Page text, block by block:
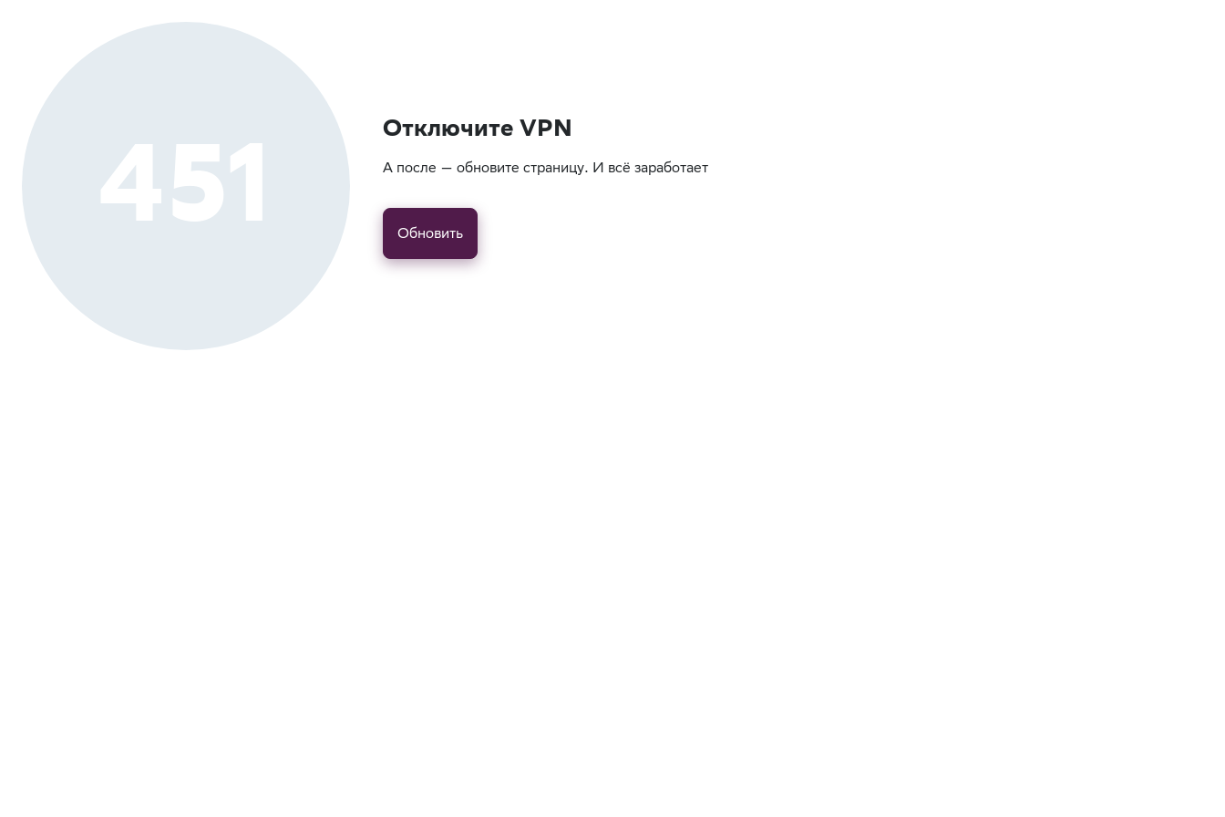
451 Отключите VPN
А после — обновите страницу. И всё заработает
Обновить